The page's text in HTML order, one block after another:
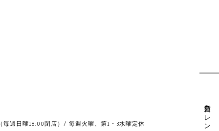
営業日カレンダー
毎週日曜18:00閉店）/ 毎週火曜、第1・3水曜定休